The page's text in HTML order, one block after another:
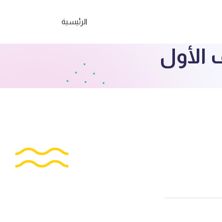
الرئيسية
الأول